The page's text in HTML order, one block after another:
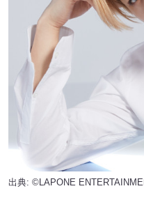
出典: ©LAPONE